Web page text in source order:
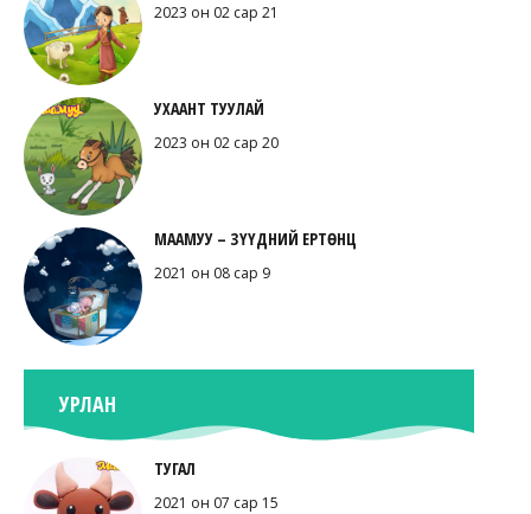
2023 он 02 сар 21
УХААНТ ТУУЛАЙ
2023 он 02 сар 20
МААМУУ – ЗҮҮДНИЙ ЕРТӨНЦ
2021 он 08 сар 9
УРЛАН
ТУГАЛ
2021 он 07 сар 15